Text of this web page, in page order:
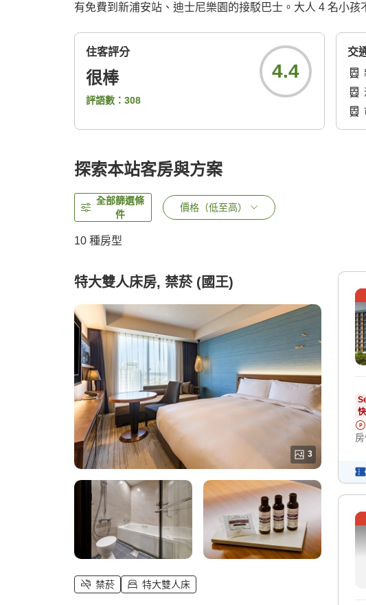
有免費到新浦安站、迪士尼樂園的接駁巴士。大人 4 名小
住客評分
很棒
評語數： 308
4.4
交
探索本站客房與方案
全部篩選條
件
價格（低至高）
10 種房型
特大雙人床房, 禁菸 (國王)
3
禁菸 特大雙人床
房